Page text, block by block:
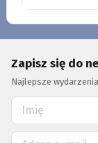
Zapisz się do
Najlepsze